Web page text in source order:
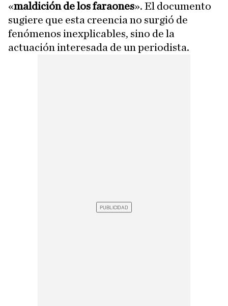
«maldición de los faraones». El documento
sugiere que esta creencia no surgió de
fenómenos inexplicables, sino de la
actuación interesada de un periodista.